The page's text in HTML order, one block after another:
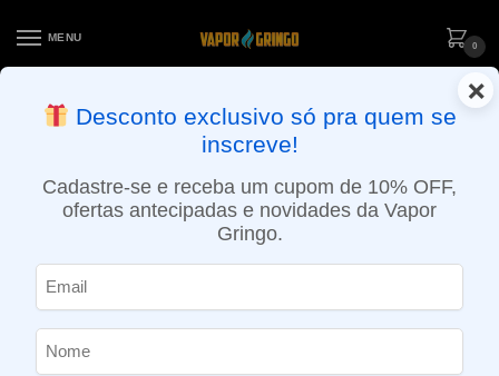
MENU
0
ENTREGA NO MESMO DIA EM SÃO PAULO (SEG A SEX): PEDIDOS
APROVADOS ATÉ 15:30 VIA MOTOBOY
×
Desconto exclusivo só pra quem se
inscreve!
Cadastre-se e receba um cupom de 10% OFF,
ofertas antecipadas e novidades da Vapor
Gringo.